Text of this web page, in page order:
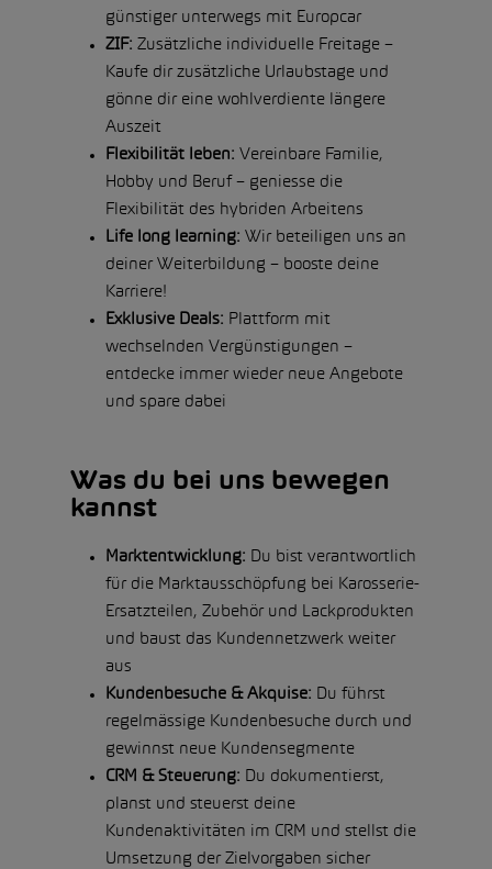
günstiger unterwegs mit Europcar
ZIF: Zusätzliche individuelle Freitage –
Kaufe dir zusätzliche Urlaubstage und
gönne dir eine wohlverdiente längere
Auszeit
Flexibilität leben: Vereinbare Familie,
Hobby und Beruf – geniesse die
Flexibilität des hybriden Arbeitens
Life long learning: Wir beteiligen uns an
deiner Weiterbildung – booste deine
Karriere!
Exklusive Deals: Plattform mit
wechselnden Vergünstigungen –
entdecke immer wieder neue Angebote
und spare dabei
Was du bei uns bewegen
kannst
Marktentwicklung: Du bist verantwortlich
für die Marktausschöpfung bei Karosserie-
Ersatzteilen, Zubehör und Lackprodukten
und baust das Kundennetzwerk weiter
aus
Kundenbesuche & Akquise: Du führst
regelmässige Kundenbesuche durch und
gewinnst neue Kundensegmente
CRM & Steuerung: Du dokumentierst,
planst und steuerst deine
Kundenaktivitäten im CRM und stellst die
Umsetzung der Zielvorgaben sicher